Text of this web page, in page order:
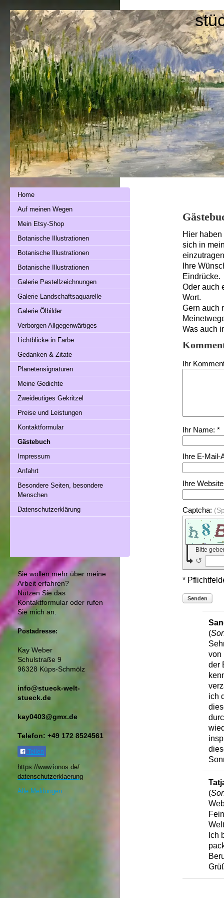
Hier
sich in
Ihre
Eindrücke.
Oder auch
Wort.
Gern auch
Was auch
Ihr
Ihr Name: *
Ihre E-
Ihre
Captcha:
Bitte
↺
*
Senden
(
von
der
ich
(
Ich
Home
Auf meinen Wegen
Mein Etsy-Shop
Botanische Illustrationen
Botanische Illustrationen
Botanische Illustrationen
Galerie Pastellzeichnungen
Galerie Landschaftsaquarelle
Galerie Ölbilder
Verborgen Allgegenwärtiges
Lichtblicke in Farbe
Gedanken & Zitate
Planetensignaturen
Meine Gedichte
Zweideutiges Gekritzel
Preise und Leistungen
Kontaktformular
Gästebuch
Impressum
Anfahrt
Besondere Seiten, besondere
Menschen
Datenschutzerklärung
Sie wollen mehr über meine
Arbeit erfahren?
Nutzen Sie das
Kontaktformular oder rufen
Sie mich an.
Postadresse:
Kay Weber
Schulstraße 9
96328 Küps-Schmölz
info@stueck-welt-
stueck.de
kay0403@gmx.de
Telefon: +49 172 8524561
Teilen
https://www.ionos.de/
datenschutzerklaerung​
Alle Meldungen